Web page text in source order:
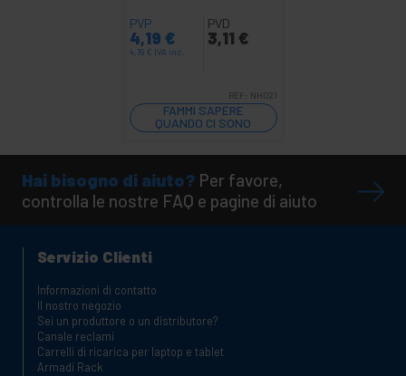
PVP
4,19 €
4,19 € IVA inc.
PVD
3,11 €
REF: NH021
FAMMI SAPERE
QUANDO CI SONO
SCORTE
Hai bisogno di aiuto? Per favore,
controlla le nostre FAQ e pagine di aiuto
Servizio Clienti
Informazioni di contatto
Il nostro negozio
Sei un produttore o un distributore?
Canale reclami
Carrelli di ricarica per laptop e tablet
Armadi Rack